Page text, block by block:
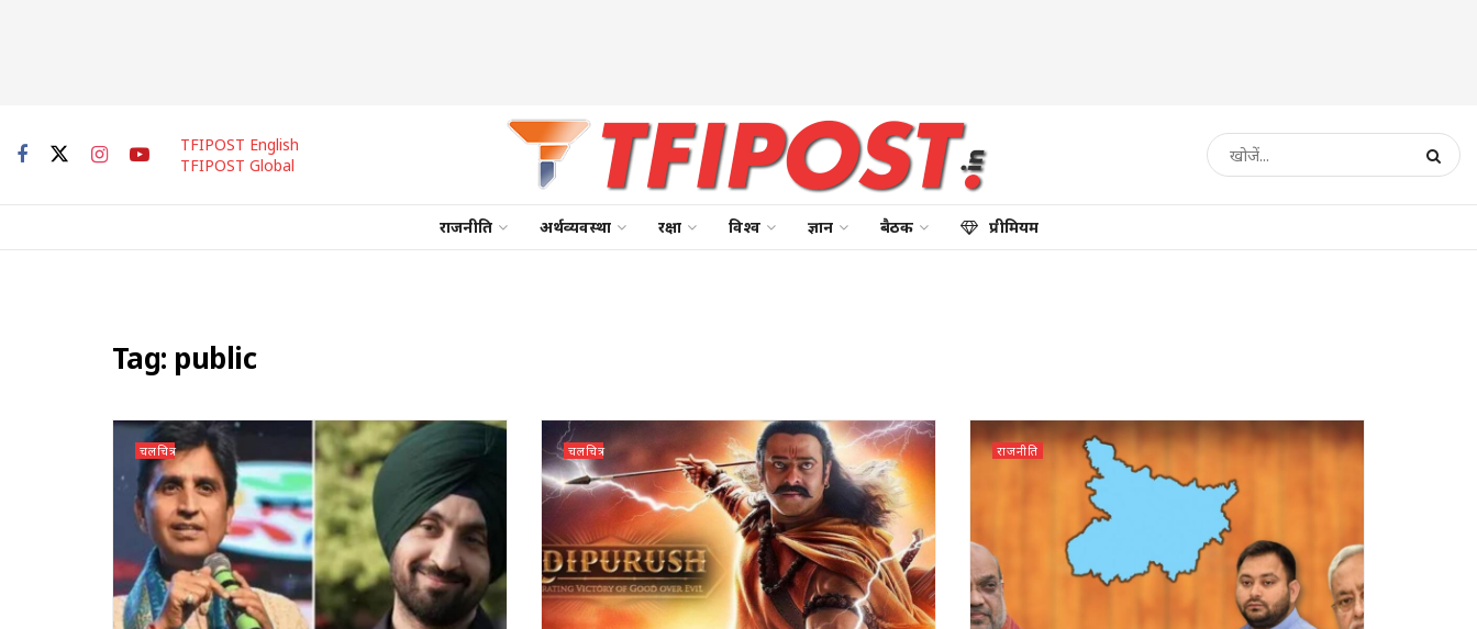
TFIPOST English
TFIPOST Global
राजनीति अर्थव्यवस्था रक्षा विश्व ज्ञान बैठक प्रीमियम
Tag: public
चलचित्र चलचित्र राजनीति